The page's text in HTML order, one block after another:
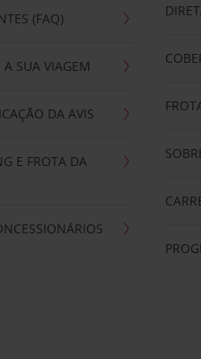
(FAQ)
A SUA VIAGEM
DA AVIS
E FROTA DA